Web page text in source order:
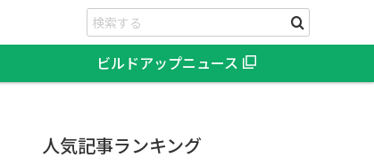
ビルドアップニュース
人気記事ランキング